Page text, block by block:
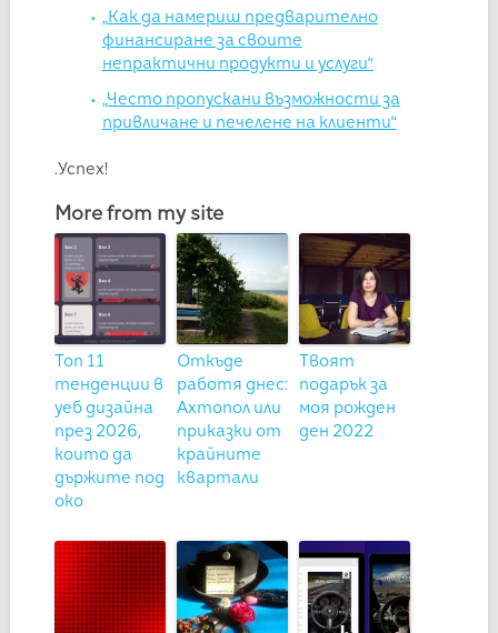
„Как да намериш предварително
финансиране за своите
непрактични продукти и услуги“
„Често пропускани възможности за
привличане и печелене на клиенти“
.Успех!
More from my site
Топ 11
тенденции в
уеб дизайна
през 2026,
които да
държите под
око
Откъде
работя днес:
Ахтопол или
приказки от
крайните
квартали
Твоят
подарък за
моя рожден
ден 2022